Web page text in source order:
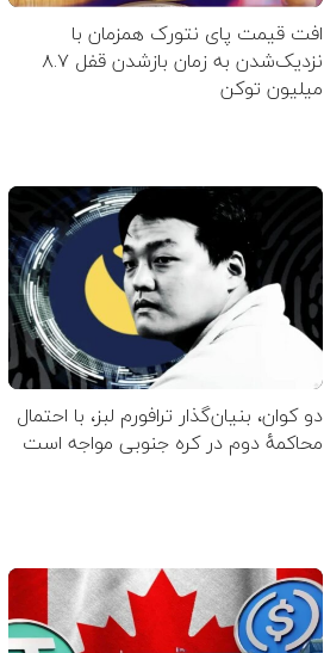
افت قیمت پای نتورک همزمان با
نزدیک‌شدن به زمان بازشدن قفل ۸.۷
میلیون توکن
دو کوان، بنیان‌گذار ترافورم لبز، با احتمال
محاکمهٔ دوم در کره جنوبی مواجه است